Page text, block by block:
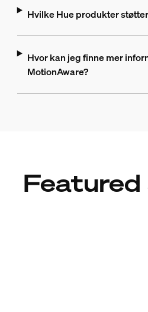
Hvilke Hue produkter
Hvor kan jeg finne mer
MotionAware?